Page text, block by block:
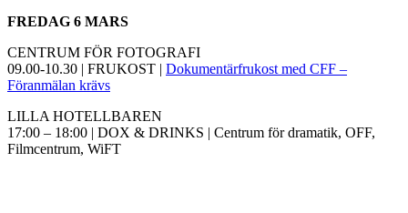
FREDAG 6 MARS
CENTRUM FÖR FOTOGRAFI
09.00-10.30 | FRUKOST | Dokumentärfrukost med CFF –
Föranmälan krävs
LILLA HOTELLBAREN
17:00 – 18:00 | DOX & DRINKS | Centrum för dramatik, OFF,
Filmcentrum, WiFT